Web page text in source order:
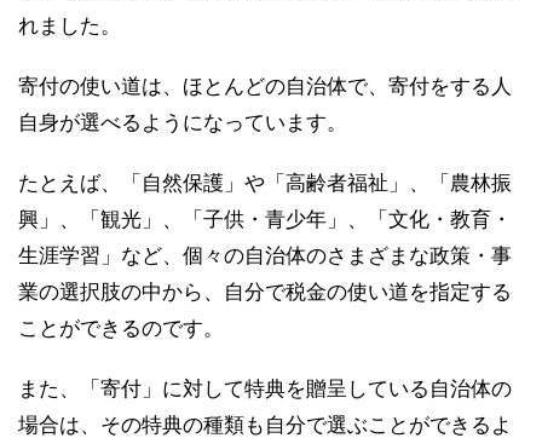
れました。
寄付の使い道は、ほとんどの自治体で、寄付をする人
自身が選べるようになっています。
たとえば、「自然保護」や「高齢者福祉」、「農林振
興」、「観光」、「子供・青少年」、「文化・教育・
生涯学習」など、個々の自治体のさまざまな政策・事
業の選択肢の中から、自分で税金の使い道を指定する
ことができるのです。
また、「寄付」に対して特典を贈呈している自治体の
場合は、その特典の種類も自分で選ぶことができるよ